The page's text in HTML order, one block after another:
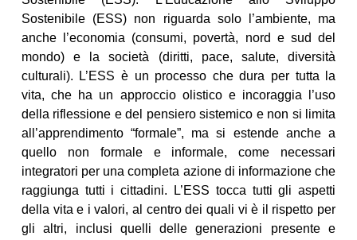
Sostenibile (ESS) non riguarda solo l’ambiente, ma
anche l’economia (consumi, povertà, nord e sud del
mondo) e la società (diritti, pace, salute, diversità
culturali). L’ESS è un processo che dura per tutta la
vita, che ha un approccio olistico e incoraggia l’uso
della riflessione e del pensiero sistemico e non si limita
all’apprendimento “formale”, ma si estende anche a
quello non formale e informale, come necessari
integratori per una completa azione di informazione che
raggiunga tutti i cittadini. L’ESS tocca tutti gli aspetti
della vita e i valori, al centro dei quali vi è il rispetto per
gli altri, inclusi quelli delle generazioni presente e